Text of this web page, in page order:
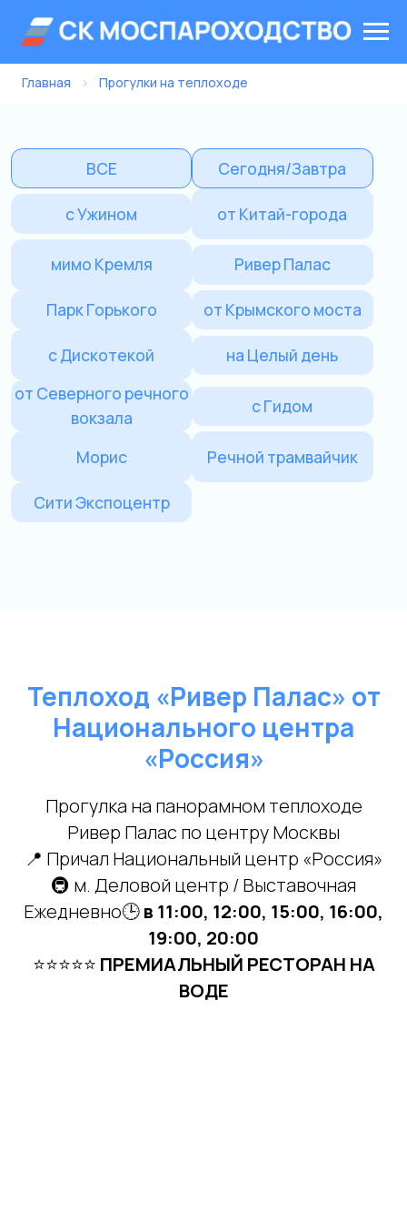
Главная › Прогулки на теплоходе
с Ужином от Китай-города
мимо Кремля Ривер Палас
от Крымского моста
на Целый день
от Северного речного
с Гидом
Морис Речной трамвайчик
Сити Экспоцентр
Теплоход «Ривер Палас» от
Национального центра
«Россия»
Прогулка на панорамном теплоходе
Ривер Палас по центру Москвы
📍 Причал Национальный центр «Россия»
🚇 м. Деловой центр / Выставочная
Ежедневно🕒в 11:00, 12:00, 15:00, 16:00,
19:00, 20:00
⭐⭐⭐⭐⭐ ПРЕМИАЛЬНЫЙ РЕСТОРАН НА
ВОДЕ